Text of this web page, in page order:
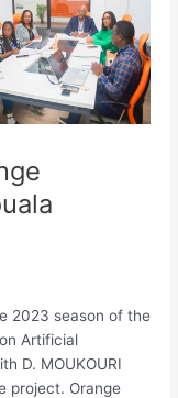
2023 season of the
Artificial
D. MOUKOURI
project. Orange